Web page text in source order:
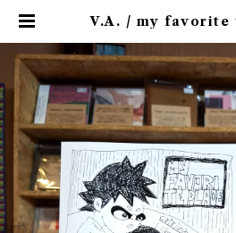
V.A. / my favorite place(7’) |